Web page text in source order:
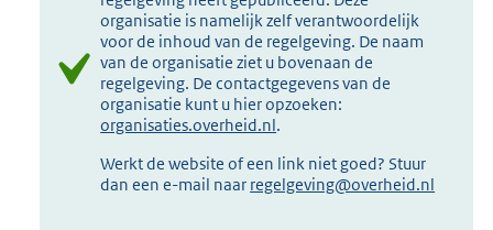
organisatie is namelijk zelf verantwoordelijk
voor de inhoud van de regelgeving. De naam
van de organisatie ziet u bovenaan de
regelgeving. De contactgegevens van de
organisatie kunt u hier opzoeken:
organisaties.overheid.nl.
Werkt de website of een link niet goed? Stuur
dan een e-mail naar regelgeving@overheid.nl